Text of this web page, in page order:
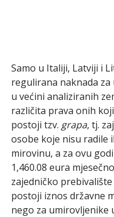
Samo u Italiji, Latviji i
regulirana naknada
u većini analiziranih
različita prava onih
postoji tzv. grapa, tj.
osobe koje nisu radile
mirovinu, a za ovu
1,460.08 eura
zajedničko
postoji iznos državne
nego za umirovljenike